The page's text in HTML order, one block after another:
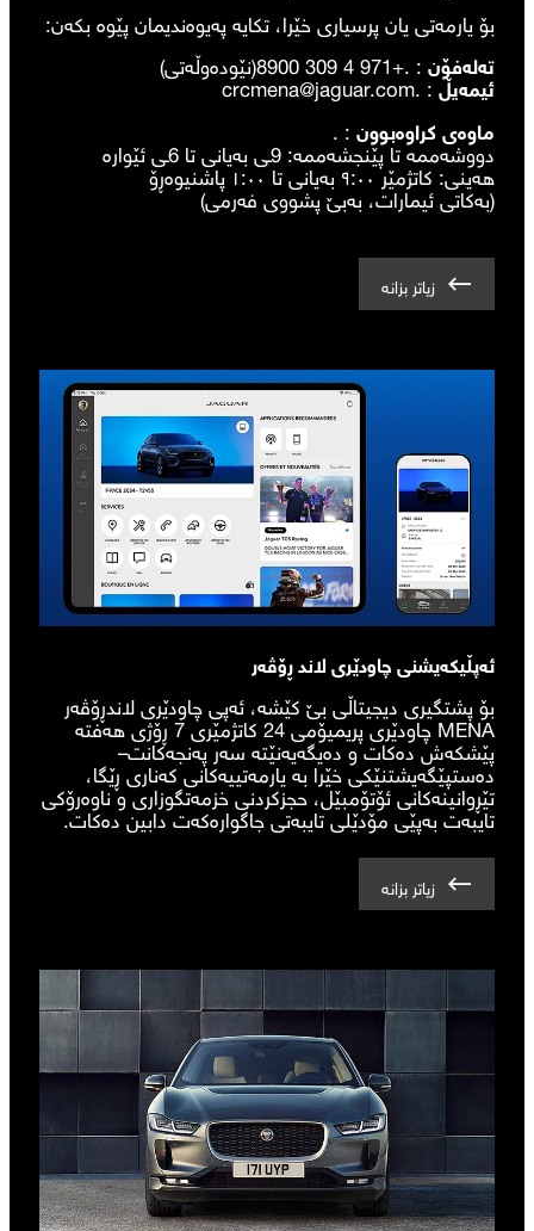
بۆ یارمەتی یان پرسیاری خێرا، تکایە پەیوەندیمان پێوە بکەن:
تەلەفۆن: .
+971 4 309 8900 (نێودەوڵەتی)
ئیمەیڵ: .
crcmena@jaguar.com
ماوەی کراوەبوون: .
دووشەممە تا پێنجشەممە: 9ـی بەیانی تا 6ـی ئێوارە
هەینی: کاتژمێر ٩:٠٠ بەیانی تا ١:٠٠ پاشنیوەڕۆ
(بەکاتی ئیمارات، بەبێ پشووی فەرمی)
زیاتر بزانە
ئەپڵیکەیشنی چاودێری لاند ڕۆڤەر
بۆ پشتگیری دیجیتاڵی بێ کێشە، ئەپی چاودێری لاندڕۆڤەر
MENA چاودێری پریمیۆمی 24 کاتژمێری 7 ڕۆژی هەفتە
پێشکەش دەکات و دەیگەیەنێتە سەر پەنجەکانت–
دەستپێگەیشتنێکی خێرا بە یارمەتییەکانی کەناری ڕێگا،
تێڕوانینەکانی ئۆتۆمبێل، حجزکردنی خزمەتگوزاری و ناوەرۆکی
تایبەت بەپێی مۆدێلی تایبەتی جاگوارەکەت دابین دەکات.
زیاتر بزانە